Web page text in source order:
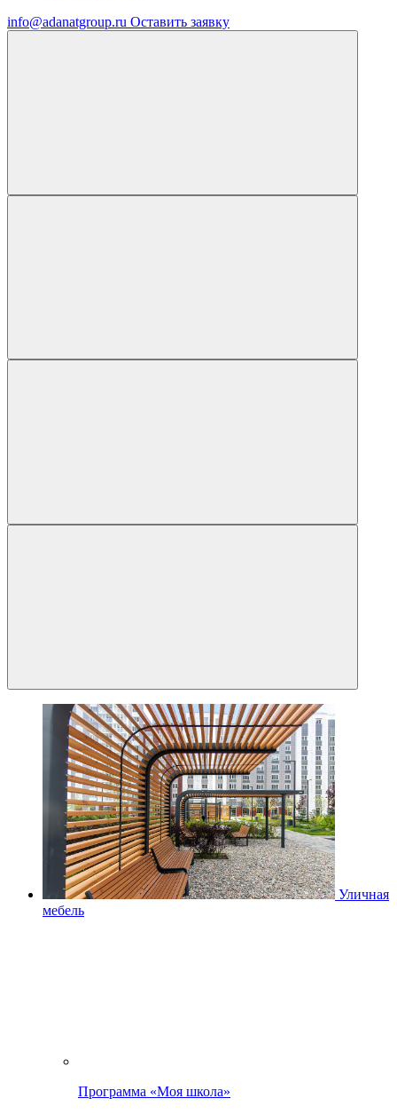
info@adanatgroup.ru Оставить заявку
Уличная
мебель
Программа «Моя школа»